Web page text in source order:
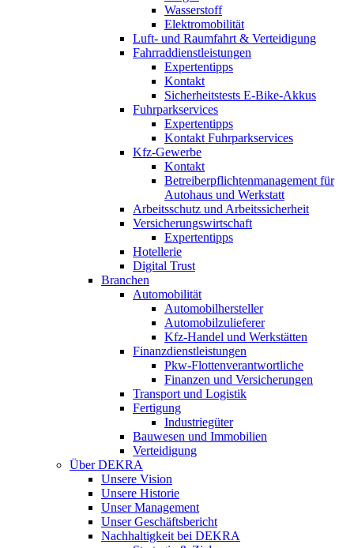
Wasserstoff
Elektromobilität
Luft- und Raumfahrt & Verteidigung
Fahrraddienstleistungen
Expertentipps
Kontakt
Sicherheitstests E-Bike-Akkus
Fuhrparkservices
Expertentipps
Kontakt Fuhrparkservices
Kfz-Gewerbe
Kontakt
Betreiberpflichtenmanagement für
Autohaus und Werkstatt
Arbeitsschutz und Arbeitssicherheit
Versicherungswirtschaft
Expertentipps
Hotellerie
Digital Trust
Branchen
Automobilität
Automobilhersteller
Automobilzulieferer
Kfz-Handel und Werkstätten
Finanzdienstleistungen
Pkw‑Flottenverantwortliche
Finanzen und Versicherungen
Transport und Logistik
Fertigung
Industriegüter
Bauwesen und Immobilien
Verteidigung
Über DEKRA
Unsere Vision
Unsere Historie
Unser Management
Unser Geschäftsbericht
Nachhaltigkeit bei DEKRA